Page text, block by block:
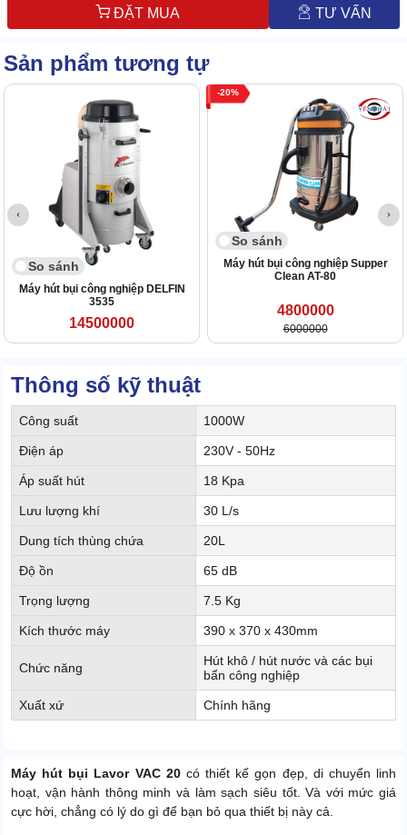
ĐẶT MUA TƯ VẤN
Sản phẩm tương tự
So sánh
Máy hút bụi công nghiệp DELFIN
3535
14500000
20
So sánh
Máy hút bụi công nghiệp Supper
Clean AT-80
4800000
6000000
Thông số kỹ thuật
Công suất 1000W
Điện áp 230V - 50Hz
Áp suất hút 18 Kpa
Lưu lượng khí 30 L/s
Dung tích thùng chứa 20L
Độ ồn 65 dB
Trọng lượng 7.5 Kg
Kích thước máy 390 x 370 x 430mm
Chức năng
Hút khô / hút nước và các bụi
bẩn công nghiệp
Xuất xứ Chính hãng
Máy hút bụi Lavor VAC 20 có thiết kế gọn đẹp, di chuyển linh
hoạt, vận hành thông minh và làm sạch siêu tốt. Và với mức giá
cực hời, chẳng có lý do gì để bạn bỏ qua thiết bị này cả.